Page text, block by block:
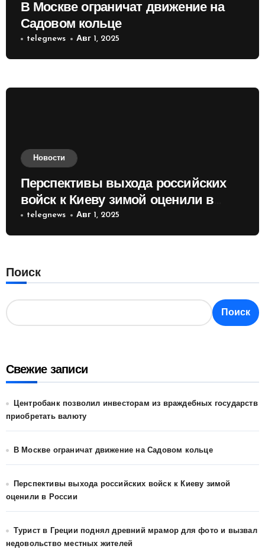
В Москве ограничат движение на
Садовом кольце
telegnews Авг 1, 2025
Новости
Перспективы выхода российских
войск к Киеву зимой оценили в
России
telegnews Авг 1, 2025
Поиск
Поиск
Свежие записи
Центробанк позволил инвесторам из враждебных государств
приобретать валюту
В Москве ограничат движение на Садовом кольце
Перспективы выхода российских войск к Киеву зимой
оценили в России
Турист в Греции поднял древний мрамор для фото и вызвал
недовольство местных жителей